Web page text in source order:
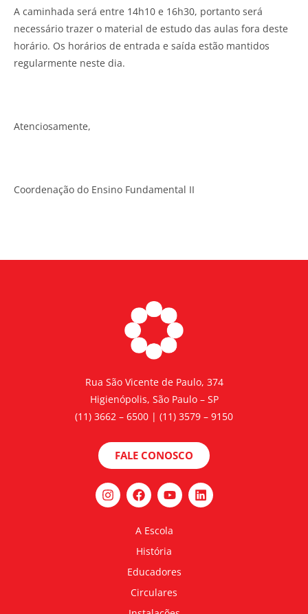
A caminhada será entre 14h10 e 16h30, portanto será
necessário trazer o material de estudo das aulas fora deste
horário. Os horários de entrada e saída estão mantidos
regularmente neste dia.
Atenciosamente,
Coordenação do Ensino Fundamental II
Rua São Vicente de Paulo, 374
Higienópolis, São Paulo – SP
(11) 3662 – 6500 | (11) 3579 – 9150
FALE CONOSCO
A Escola
História
Educadores
Circulares